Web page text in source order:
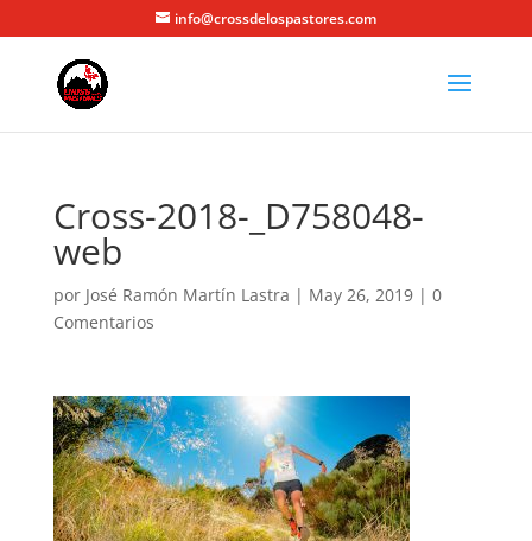
info@crossdelospastores.com
Cross-2018-_D758048-
web
por José Ramón Martín Lastra | May 26, 2019| 0
Comentarios